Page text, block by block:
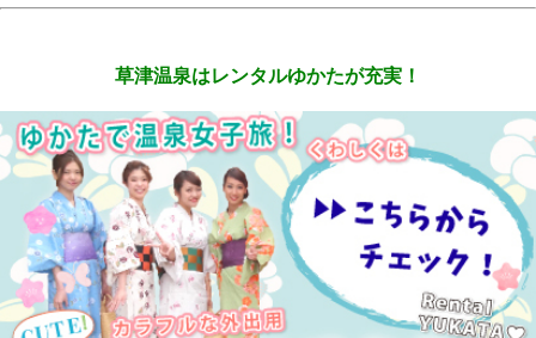
草津温泉はレンタルゆかたが充実！